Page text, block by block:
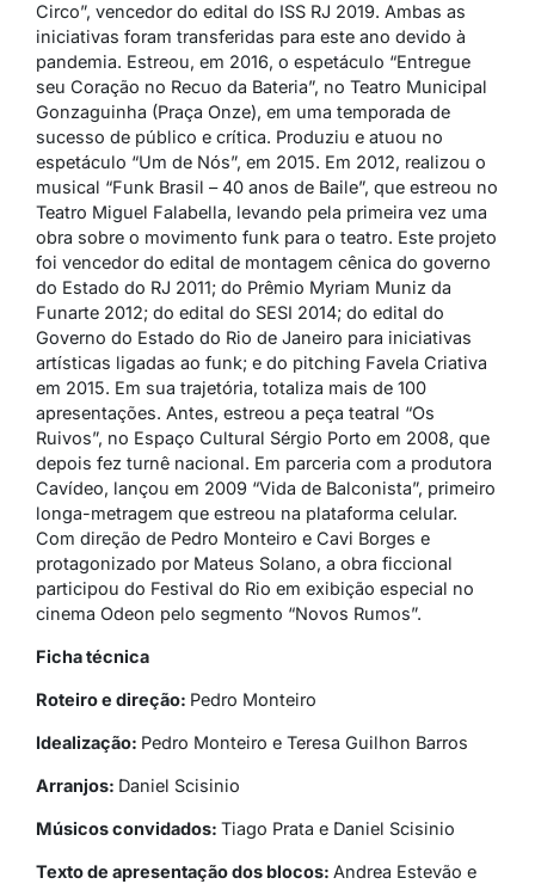
Circo”, vencedor do edital do ISS RJ 2019. Ambas as
iniciativas foram transferidas para este ano devido à
pandemia. Estreou, em 2016, o espetáculo “Entregue
seu Coração no Recuo da Bateria”, no Teatro Municipal
Gonzaguinha (Praça Onze), em uma temporada de
sucesso de público e crítica. Produziu e atuou no
espetáculo “Um de Nós”, em 2015. Em 2012, realizou o
musical “Funk Brasil – 40 anos de Baile”, que estreou no
Teatro Miguel Falabella, levando pela primeira vez uma
obra sobre o movimento funk para o teatro. Este projeto
foi vencedor do edital de montagem cênica do governo
do Estado do RJ 2011; do Prêmio Myriam Muniz da
Funarte 2012; do edital do SESI 2014; do edital do
Governo do Estado do Rio de Janeiro para iniciativas
artísticas ligadas ao funk; e do pitching Favela Criativa
em 2015. Em sua trajetória, totaliza mais de 100
apresentações. Antes, estreou a peça teatral “Os
Ruivos”, no Espaço Cultural Sérgio Porto em 2008, que
depois fez turnê nacional. Em parceria com a produtora
Cavídeo, lançou em 2009 “Vida de Balconista”, primeiro
longa-metragem que estreou na plataforma celular.
Com direção de Pedro Monteiro e Cavi Borges e
protagonizado por Mateus Solano, a obra ficcional
participou do Festival do Rio em exibição especial no
cinema Odeon pelo segmento “Novos Rumos”.
Ficha técnica
Roteiro e direção: Pedro Monteiro
Idealização: Pedro Monteiro e Teresa Guilhon Barros
Arranjos: Daniel Scisinio
Músicos convidados: Tiago Prata e Daniel Scisinio
Texto de apresentação dos blocos: Andrea Estevão e